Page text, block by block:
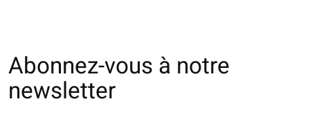
Abonnez-vous à notre
newsletter